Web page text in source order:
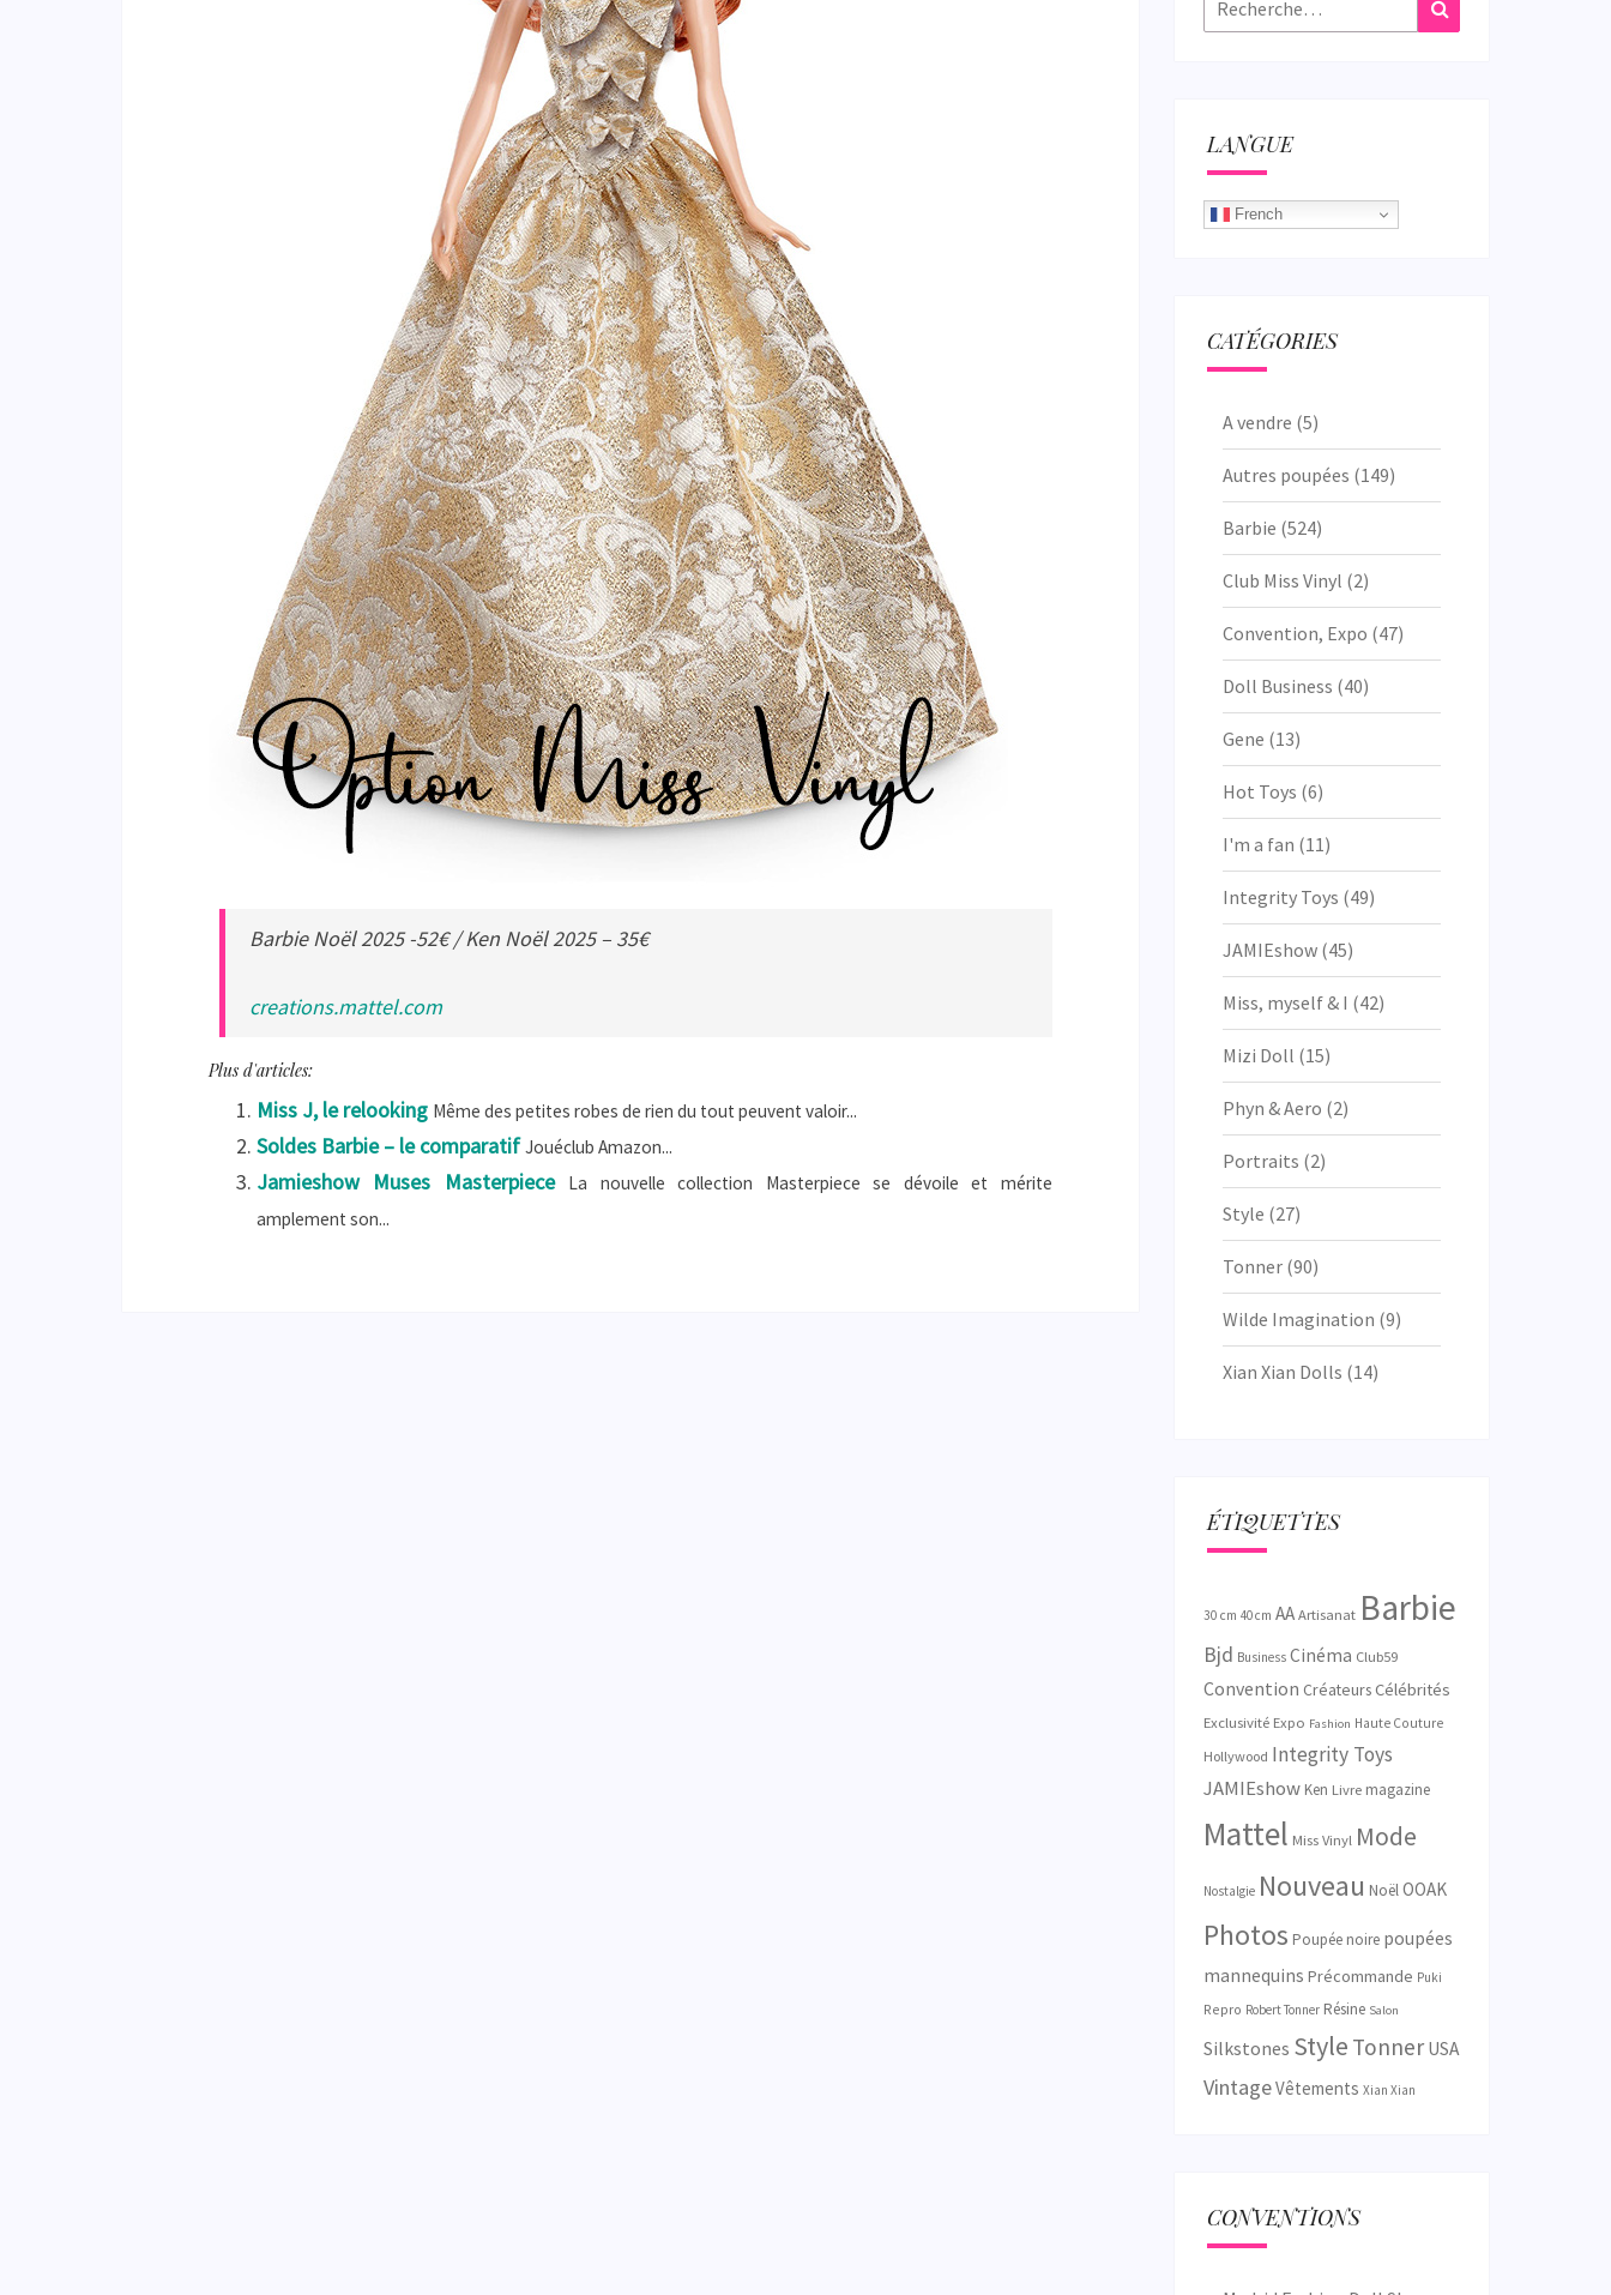
Barbie Noël 2025 -52€ / Ken Noël 2025 – 35€
creations.mattel.com
Plus d'articles:
Miss J, le relooking Même des petites robes de rien du tout peuvent valoir...
Soldes Barbie – le comparatif Jouéclub Amazon...
Jamieshow Muses Masterpiece
La nouvelle collection Masterpiece se dévoile et mérite
amplement son...
LANGUE
French
CATÉGORIES
A vendre (5)
Autres poupées (149)
Barbie (524)
Club Miss Vinyl (2)
Convention, Expo (47)
Doll Business (40)
Gene (13)
Hot Toys (6)
I'm a fan (11)
Integrity Toys (49)
JAMIEshow(45)
Miss, myself & I (42)
Mizi Doll (15)
Phyn & Aero (2)
Portraits (2)
Style (27)
Tonner(90)
Wilde Imagination (9)
Xian Xian Dolls (14)
ÉTIQUETTES
30 cm 40 cm AA Artisanat Barbie
Bjd Business Cinéma Club59
Convention CréateursCélébrités
Exclusivité Expo Fashion Haute Couture
Hollywood Integrity Toys
JAMIEshow Ken Livre magazine
Mattel Miss Vinyl Mode
Nostalgie Nouveau Noël OOAK
Photos Poupée noire poupées
mannequins Précommande Puki
Repro Robert Tonner Résine Salon
Silkstones Style Tonner USA
VintageVêtements Xian Xian
CONVENTIONS